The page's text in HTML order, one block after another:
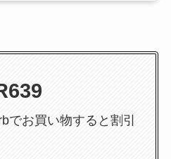
でお買い物すると割引